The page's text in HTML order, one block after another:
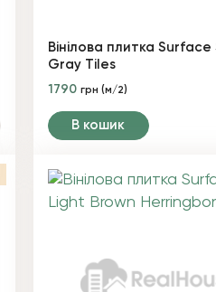
Вінілова плитка
Gray Tiles
1790 грн (м/2)
В кошик